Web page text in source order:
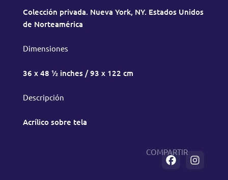
Colección privada. Nueva York, NY. Estados Unidos
de Norteamérica
Dimensiones
36 x 48 ½ inches / 93 x 122 cm
Descripción
Acrílico sobre tela
COMPARTIR